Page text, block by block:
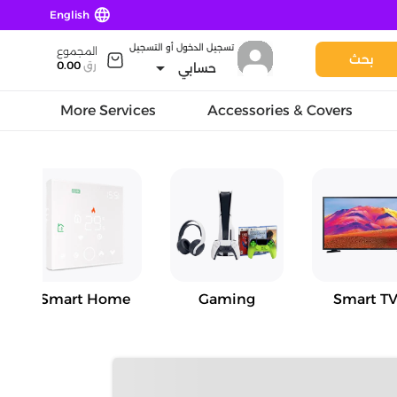
language
English
بحث
تسجيل الدخول أو التسجيل
حسابي arrow_drop_down
المجموع
رق 0.00
Accessories & Covers
More Services
Smart
Gaming
Smart Home